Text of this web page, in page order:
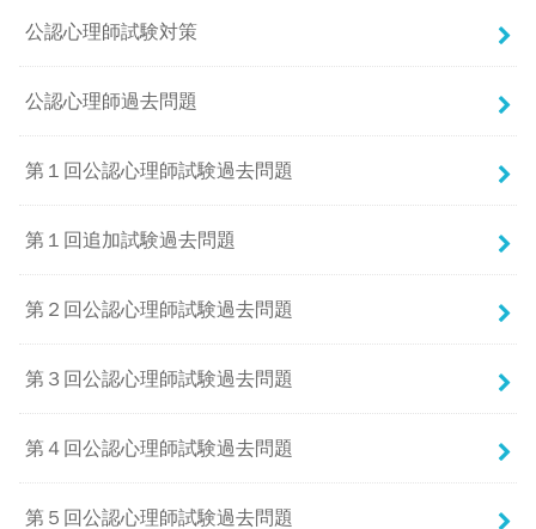
公認心理師試験対策
公認心理師過去問題
第１回公認心理師試験過去問題
第１回追加試験過去問題
第２回公認心理師試験過去問題
第３回公認心理師試験過去問題
第４回公認心理師試験過去問題
第５回公認心理師試験過去問題